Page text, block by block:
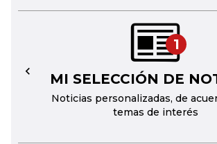
1
MI SELECCIÓN DE
Noticias personalizadas, de
temas de interés
←